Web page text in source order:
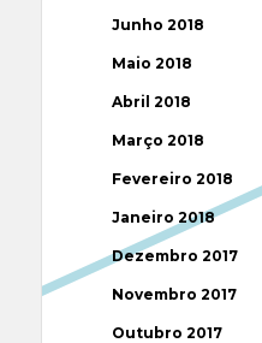
Junho 2018
Maio 2018
Abril 2018
Março 2018
Fevereiro 2018
Janeiro 2018
Dezembro 2017
Novembro 2017
Outubro 2017